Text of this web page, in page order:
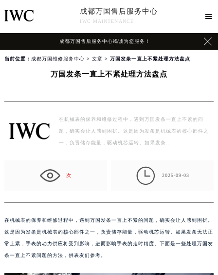
成都万国售后服务中心
IWC MAINTENANCE

成都万国售后服务中心竭诚为您服务！ 
当前位置： 成都万国维修服务中心 > 文章 > 万国发条一直上不紧处理方法盘点
万国发条一直上不紧处理方法盘点
在机械表的保养和维修过程中，遇到万国发条一直上不紧的问
题，确实会让人感到困扰。这是因为发条是机械表的核心部件之
一，负责储存能量，驱动机芯运转。如果发条…
次  2025-09-03
在机械表的保养和维修过程中，遇到万国发条一直上不紧的问题，确实会让人感到困扰。
这是因为发条是机械表的核心部件之一，负责储存能量，驱动机芯运转。如果发条无法正
常上紧，手表的动力供应将受到影响，进而影响手表的走时精度。下面是一些处理万国发
条一直上不紧问题的方法，供表友们参考。